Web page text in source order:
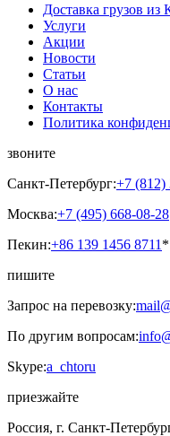
Доставка грузов из
Услуги
Акции
Новости
Статьи
О нас
Контакты
Политика
звоните
Санкт-Петербург:+7 (812)
Москва:+7 (495) 668-08-28
Пекин:+86 139 1456 8711 *
пишите
Запрос на перевозку:
По другим вопросам:
Skype:a_chtoru
приезжайте
Россия, г. Санкт-